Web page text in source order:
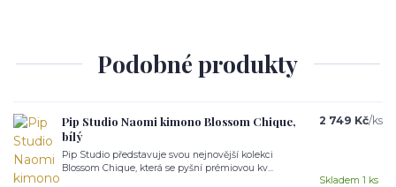
Podobné produkty
Pip Studio Naomi kimono Blossom Chique,
bílý
Pip Studio představuje svou nejnovější kolekci
Blossom Chique, která se pyšní prémiovou kv...
2 749 Kč/ks
Skladem 1 ks